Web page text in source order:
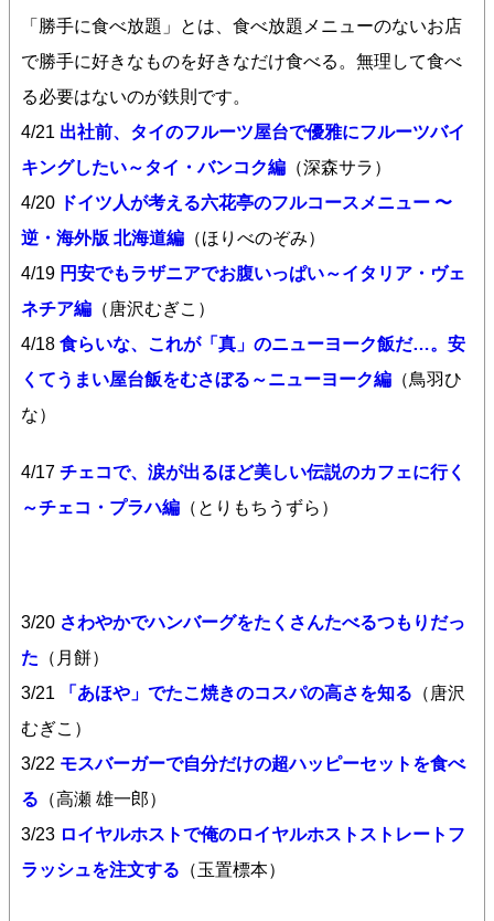
「勝手に食べ放題」とは、食べ放題メニューのないお店
で勝手に好きなものを好きなだけ食べる。無理して食べ
る必要はないのが鉄則です。
4/21 出社前、タイのフルーツ屋台で優雅にフルーツバイ
キングしたい～タイ・バンコク編 （深森サラ）
4/20
ドイツ人が考える六花亭のフルコースメニュー 〜
逆・海外版 北海道編 （ほりべのぞみ）
4/19 円安でもラザニアでお腹いっぱい～イタリア・ヴェ
ネチア編 （唐沢むぎこ）
4/18 食らいな、これが「真」のニューヨーク飯だ…。安
くてうまい屋台飯をむさぼる～ニューヨーク編 （鳥羽ひ
な）
4/17 チェコで、涙が出るほど美しい伝説のカフェに行く
～チェコ・プラハ編 （とりもちうずら）
3/20 さわやかでハンバーグをたくさんたべるつもりだっ
た （月餅）
3/21
「あほや」でたこ焼きのコスパの高さを知る （唐沢
むぎこ）
3/22 モスバーガーで自分だけの超ハッピーセットを食べ
る （高瀬 雄一郎）
3/23 ロイヤルホストで俺のロイヤルホストストレートフ
ラッシュを注文する （玉置標本）